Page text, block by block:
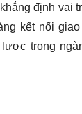
định vai
kết nối
trong